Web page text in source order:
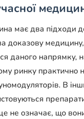
має два підходи
доказову медицину,
даного напрямку,
ринку практично
В
не означає, що